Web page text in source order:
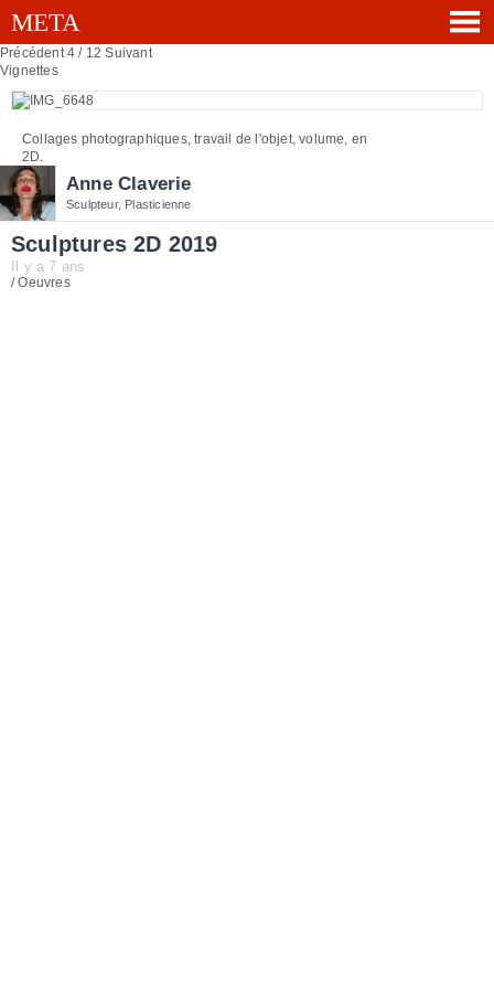
Précédent 4 / 12 Suivant
Vignettes
Collages photographiques, travail de l'objet, volume, en
2D.
Anne Claverie
Sculpteur, Plasticienne
Sculptures 2D 2019
Il y a 7 ans
/ Oeuvres